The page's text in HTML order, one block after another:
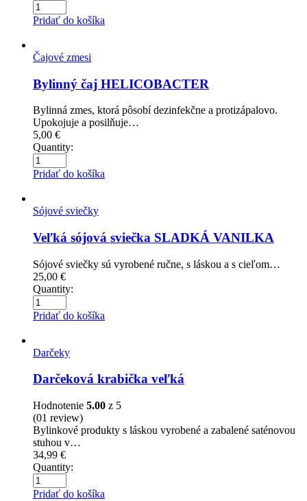
Pridať do košíka
Čajové zmesi
Bylinný čaj HELICOBACTER
Bylinná zmes, ktorá pôsobí dezinfekčne a protizápalovo.
Upokojuje a posilňuje…
5,00 €
Quantity:
Pridať do košíka
Sójové sviečky
Veľká sójová sviečka SLADKÁ VANILKA
Sójové sviečky sú vyrobené ručne, s láskou a s cieľom…
25,00 €
Quantity:
Pridať do košíka
Darčeky
Darčeková krabička veľká
Hodnotenie 5.00 z 5
(01 review)
Bylinkové produkty s láskou vyrobené a zabalené saténovou
stuhou v…
34,99 €
Quantity:
Pridať do košíka